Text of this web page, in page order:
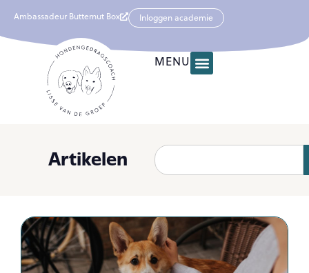
Ambassadeur Butternut Box Inloggen academie
MENU
Artikelen